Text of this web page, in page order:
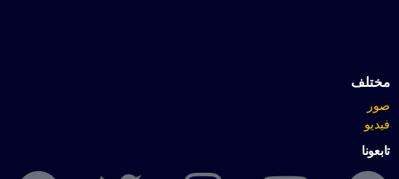
مختلف
صور
فيديو
تابعونا